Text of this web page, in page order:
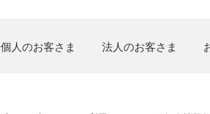
個人のお客さま 法人のお客さま